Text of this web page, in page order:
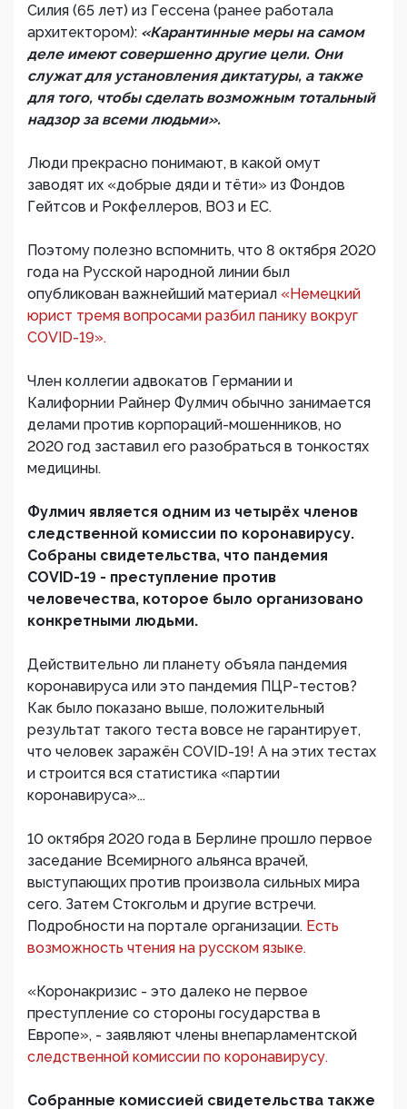
Силия (65 лет) из Гессена (ранее работала
архитектором): «Карантинные меры на самом
деле имеют совершенно другие цели. Они
служат для установления диктатуры, а также
для того, чтобы сделать возможным тотальный
надзор за всеми людьми».
Люди прекрасно понимают, в какой омут
заводят их «добрые дяди и тёти» из Фондов
Гейтсов и Рокфеллеров, ВОЗ и ЕС.
Поэтому полезно вспомнить, что 8 октября 2020
года на Русской народной линии был
опубликован важнейший материал «Немецкий
юрист тремя вопросами разбил панику вокруг
COVID-19».
Член коллегии адвокатов Германии и
Калифорнии Райнер Фулмич обычно занимается
делами против корпораций-мошенников, но
2020 год заставил его разобраться в тонкостях
медицины.
Фулмич является одним из четырёх членов
следственной комиссии по коронавирусу.
Собраны свидетельства, что пандемия
COVID-19 - преступление против
человечества, которое было организовано
конкретными людьми.
Действительно ли планету объяла пандемия
коронавируса или это пандемия ПЦР-тестов?
Как было показано выше, положительный
результат такого теста вовсе не гарантирует,
что человек заражён COVID-19! А на этих тестах
и строится вся статистика «партии
коронавируса»...
10 октября 2020 года в Берлине прошло первое
заседание Всемирного альянса врачей,
выступающих против произвола сильных мира
сего. Затем Стокгольм и другие встречи.
Подробности на портале организации. Есть
возможность чтения на русском языке.
«Коронакризис - это далеко не первое
преступление со стороны государства в
Европе», - заявляют члены внепарламентской
следственной комиссии по коронавирусу.
Собранные комиссией свидетельства также